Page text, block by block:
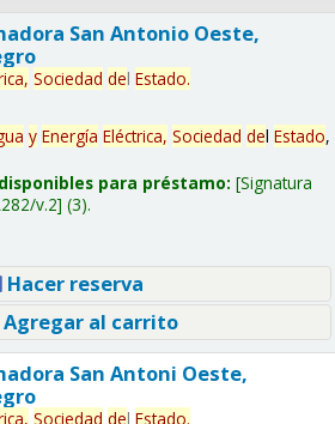
San Antonio Oeste,
Sociedad del Estado.
y Energía Eléctrica, Sociedad del Estado,
para préstamo: Signatura
v.2 (3).
Hacer reserva
Agregar al carrito
San Antoni Oeste,
Sociedad del Estado.